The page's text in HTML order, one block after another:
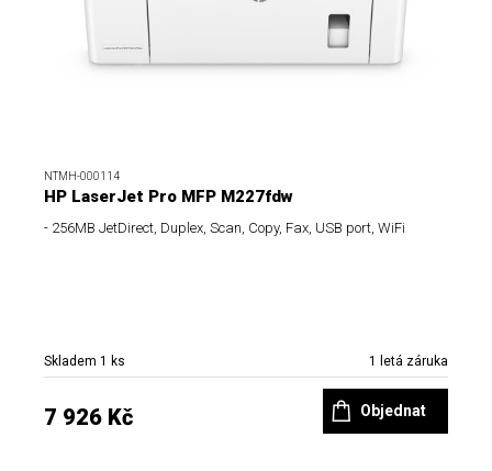
NTMH-000114
HP LaserJet Pro MFP M227fdw
- 256MB JetDirect, Duplex, Scan, Copy, Fax, USB port, WiFi
Skladem 1 ks 1 letá záruka
7 926 Kč Objednat